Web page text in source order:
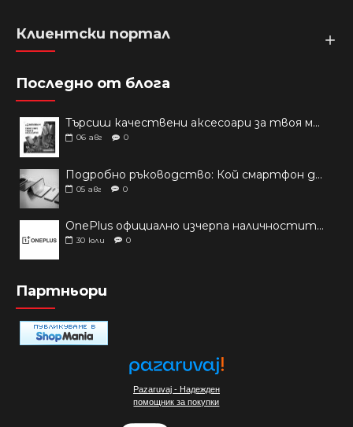
Клиентски портал
Последно от блога
Търсиш качествени аксесоари за твоя модел? Как правилно да защитим новия си смартфон: Ръководство за аксесоари през 2026 г.
06 авг 0
Подробно ръководство: Кой смартфон да купиш през 2026 г.?
05 авг 0
OnePlus официално изчерпа наличностите си от телефони на основни пазари
30 юли 0
Партньори
Pazaruvaj - Надежден
помощник за покупки